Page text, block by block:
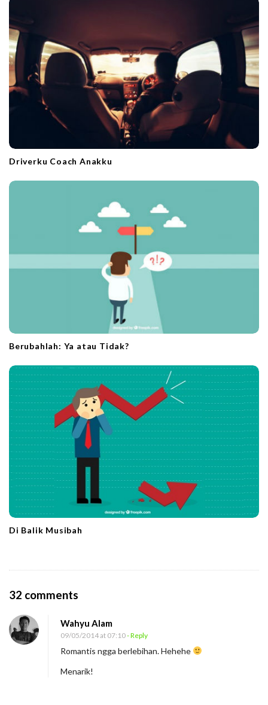
Driverku Coach Anakku
Berubahlah: Ya atau Tidak?
Di Balik Musibah
32 comments
I
r
Wahyu Alam
09/05/2014 at 07:10- Reply
Romantis ngga berlebihan. Hehehe
Menarik!